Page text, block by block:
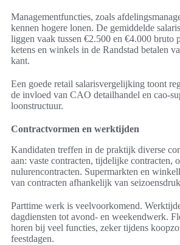
Managementfuncties, zoals
kennen hogere lonen. De gemiddelde
liggen vaak tussen €2.500 en €4.000 bruto
ketens en winkels in de Randstad betalen
kant.
Een goede retail salarisvergelijking toont
de invloed van CAO detailhandel en cao-
loonstructuur.
Contractvormen en werktijden
Kandidaten treffen in de praktijk diverse
aan: vaste contracten, tijdelijke contracten,
nulurencontracten. Supermarkten en
van contracten afhankelijk van
Parttime werk is veelvoorkomend.
dagdiensten tot avond- en weekendwerk.
horen bij veel functies, zeker tijdens
feestdagen.